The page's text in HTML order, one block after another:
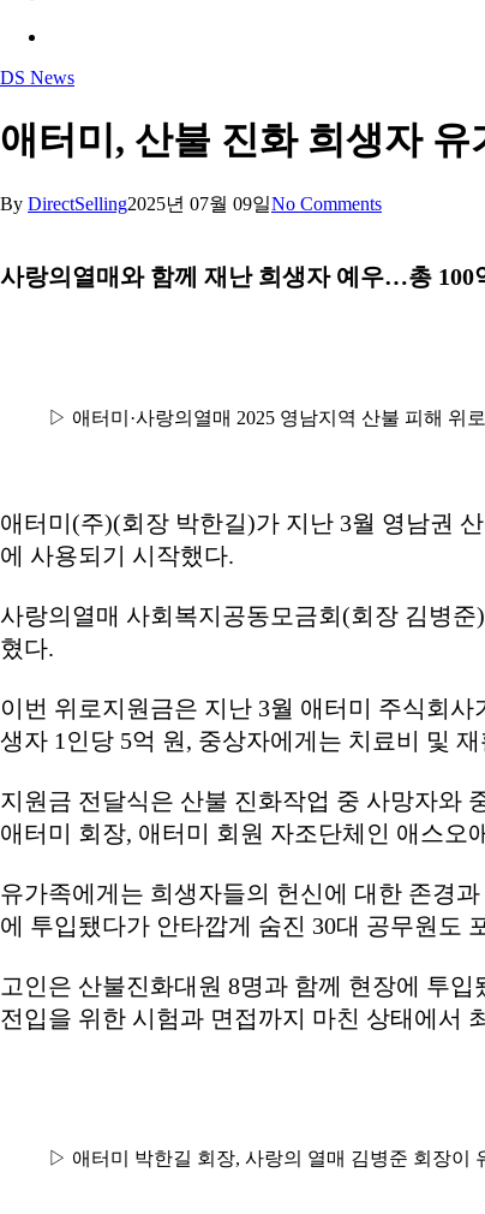
DS News
애터미, 산불 진화 희생자
By DirectSelling2025년 07월 09일No Comments
사랑의열매와 함께 재난 희생자 예우…총 100
▷ 애터미·사랑의열매 2025 영남지역 산불 피해 위
애터미(주)(회장 박한길)가 지난 3월 영남권
에 사용되기 시작했다.
사랑의열매 사회복지공동모금회(회장 김병
혔다.
이번 위로지원금은 지난 3월 애터미 주식회
생자 1인당 5억 원, 중상자에게는 치료비 및
지원금 전달식은 산불 진화작업 중 사망자와
애터미 회장, 애터미 회원 자조단체인 애스오
유가족에게는 희생자들의 헌신에 대한 존경
에 투입됐다가 안타깝게 숨진 30대 공무원도
고인은 산불진화대원 8명과 함께 현장에 투
전입을 위한 시험과 면접까지 마친 상태에서
▷ 애터미 박한길 회장, 사랑의 열매 김병준 회장이